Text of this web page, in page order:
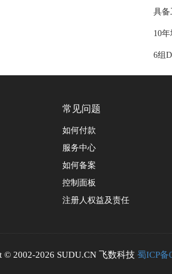
具备
10
6组
常见问题
如何付款
服务中心
如何备案
控制面板
注册人权益及责任
© 2002-2026 SUDU.CN 飞数科技 蜀ICP备